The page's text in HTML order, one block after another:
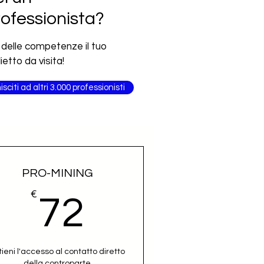
delle competenze il tuo
da visita!
ad altri 3.000 professionisti
PRO-MINING
€ 72
l'accesso al contatto diretto